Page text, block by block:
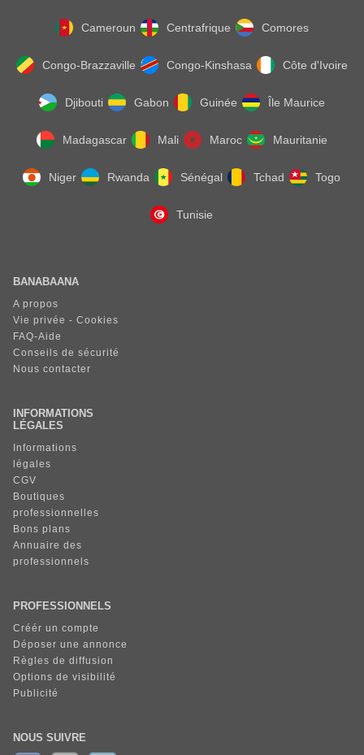
Cameroun Centrafrique Comores
Congo-Brazzaville Congo-Kinshasa Côte d'Ivoire
Djibouti Gabon Guinée Île Maurice
Madagascar Mali Maroc Mauritanie
Niger Rwanda Sénégal Tchad Togo
Tunisie
BANABAANA
A propos
Vie privée - Cookies
FAQ-Aide
Conseils de sécurité
Nous contacter
INFORMATIONS
LÉGALES
Informations
légales
CGV
Boutiques
professionnelles
Bons plans
Annuaire des
professionnels
PROFESSIONNELS
Créér un compte
Déposer une annonce
Règles de diffusion
Options de visibilité
Publicité
NOUS SUIVRE